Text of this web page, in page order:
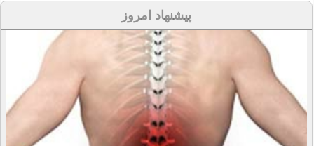
پیشنهاد امروز